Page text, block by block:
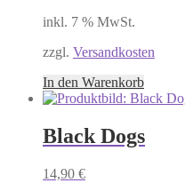
inkl. 7 % MwSt.
zzgl. Versandkosten
In den Warenkorb
Black Dogs
14,90 €